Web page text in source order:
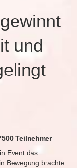
und
Teilnehmer
Event das
Bewegung brachte.